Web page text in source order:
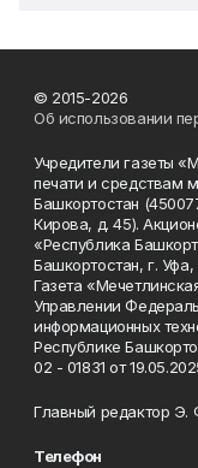
© 2015-2026
Об использовании
Учредители газеты
печати и средствам
Башкортостан
Кирова, д. 45).
«Республика
Башкортостан, г. Уфа,
Газета
Управлении
информационных
Республике
02 - 01831 от
Главный редактор
Телефон